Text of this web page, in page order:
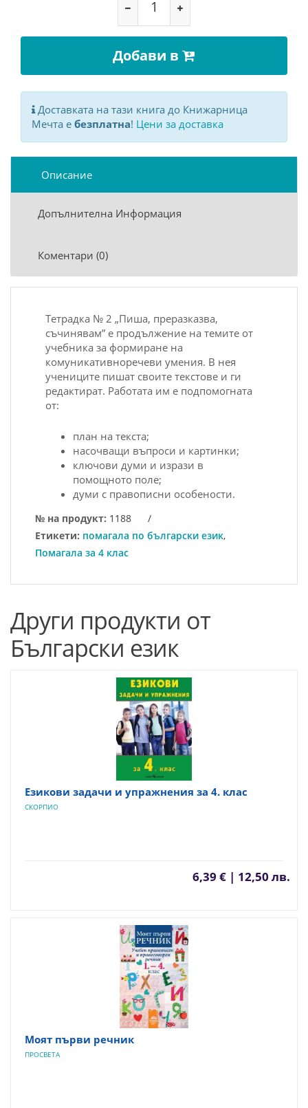
Добави в
Доставката на тази книга до Книжарница
Мечта е безплатна! Цени за доставка
Описание
Допълнителна Информация
Коментари (0)
Тетрадка № 2 „Пиша, преразказва,
съчинявам” е продължение на темите от
учебника за формиране на
комуникативноречеви умения. В нея
учениците пишат своите текстове и ги
редактират. Работата им е подпомогната
от:
план на текста;
насочващи въпроси и картинки;
ключови думи и изрази в
помощното поле;
думи с правописни особености.
№ на продукт: 1188
/
Етикети: помагала по български език,
Помагала за 4 клас
Други продукти от
Български език
Езикови задачи и упражнения за 4. клас
СКОРПИО
6,39 € | 12,50 лв.
Моят първи речник
ПРОСВЕТА